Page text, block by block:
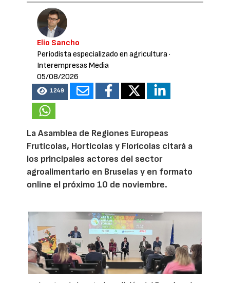
Elio Sancho
Periodista especializado en agricultura·
Interempresas Media
05/08/2026
1249
La Asamblea de Regiones Europeas
Frutícolas, Hortícolas y Florícolas citará a
los principales actores del sector
agroalimentario en Bruselas y en formato
online el próximo 10 de noviembre.